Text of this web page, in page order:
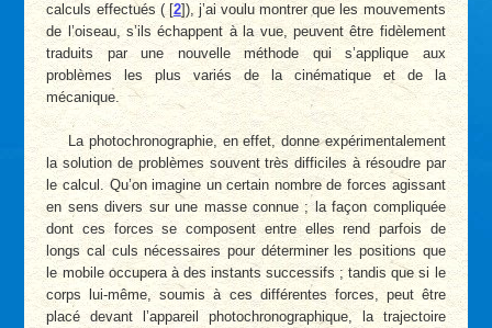
calculs effectués ([2]), j’ai voulu montrer que les mouvements
de l’oiseau, s’ils échappent à la vue, peuvent être fidèlement
traduits par une nouvelle méthode qui s’applique aux
problèmes les plus variés de la cinématique et de la
mécanique.
La photochronographie, en effet, donne expérimentalement
la solution de problèmes souvent très difficiles à résoudre par
le calcul. Qu’on imagine un certain nombre de forces agissant
en sens divers sur une masse connue ; la façon compliquée
dont ces forces se composent entre elles rend parfois de
longs cal culs nécessaires pour déterminer les positions que
le mobile occupera à des instants successifs ; tandis que si le
corps lui-même, soumis à ces différentes forces, peut être
placé devant l’appareil photochronographique, la trajectoire